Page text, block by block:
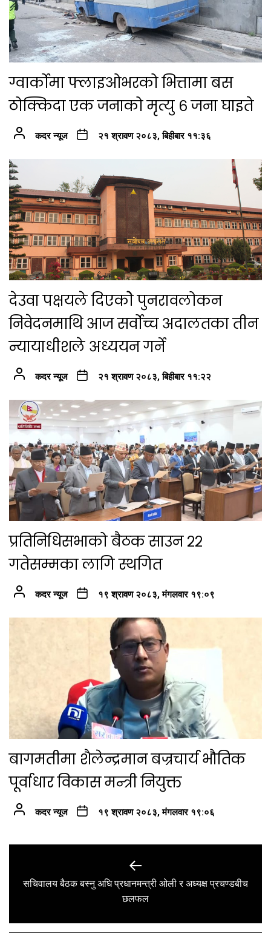
ग्वार्कोमा फ्लाइओभरको भित्तामा बस
ठोक्किदा एक जनाको मृत्यु ६ जना घाइते
कदर न्यूज २१ श्रावण २०८३, बिहीबार ११:३६
देउवा पक्षयले दिएकोे पुनरावलोकन
निवेदनमाथि आज सर्वोच्च अदालतका तीन
न्यायाधीशले अध्ययन गर्ने
कदर न्यूज २१ श्रावण २०८३, बिहीबार ११:२२
प्रतिनिधिसभाको बैठक साउन २२
गतेसम्मका लागि स्थगित
कदर न्यूज १९ श्रावण २०८३, मंगलवार १९:०९
बागमतीमा शैलेन्द्रमान बज्रचार्य भौतिक
पूर्वाधार विकास मन्त्री नियुक्त
कदर न्यूज १९ श्रावण २०८३, मंगलवार १९:०६
navigation
Previous
post:
सचिवालय बैठक बस्नु अघि प्रधानमन्त्री ओली र अध्यक्ष प्रचण्डबीच
छलफल